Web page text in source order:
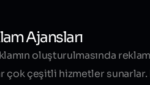
Ajansları
oluşturulmasında
çok çeşitli hizmetler